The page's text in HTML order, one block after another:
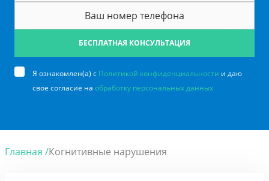
БЕСПЛАТНАЯ КОНСУЛЬТАЦИЯ
Я ознакомлен(а) с Политикой конфиденциальности и даю
свое согласие на обработку персональных данных
Главная /Когнитивные нарушения